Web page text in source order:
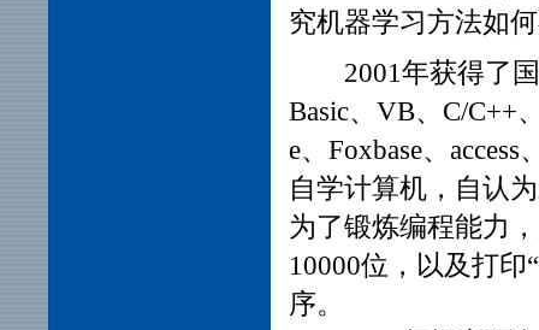
究机器学习方法如
2001年获得了
Basic、 VB、C/C++
e、Foxbase、access
自学计算机，自认
为了锻炼编程能力
10000位，以及打
序。